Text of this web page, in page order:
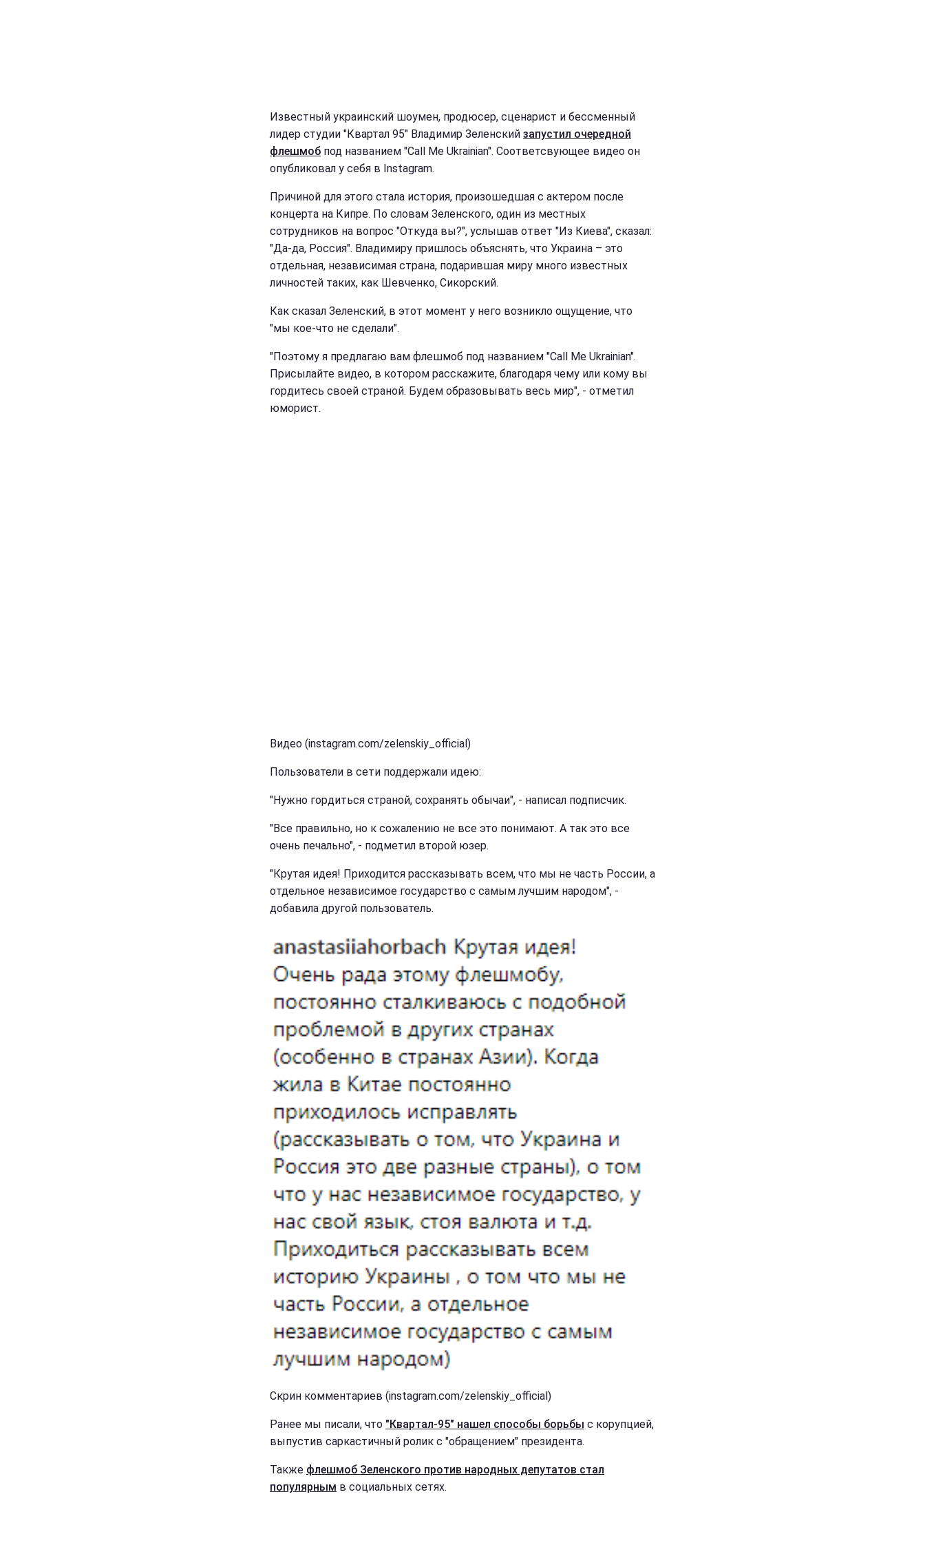
Известный украинский шоумен, продюсер, сценарист и бессменный
лидер студии "Квартал 95" Владимир Зеленский запустил очередной
флешмоб под названием "Call Me Ukrainian". Соответсвующее видео он
опубликовал у себя в Instagram.
Причиной для этого стала история, произошедшая с актером после
концерта на Кипре. По словам Зеленского, один из местных
сотрудников на вопрос "Откуда вы?", услышав ответ "Из Киева", сказал:
"Да-да, Россия". Владимиру пришлось объяснять, что Украина – это
отдельная, независимая страна, подарившая миру много известных
личностей таких, как Шевченко, Сикорский.
Как сказал Зеленский, в этот момент у него возникло ощущение, что
"мы кое-что не сделали".
"Поэтому я предлагаю вам флешмоб под названием "Call Me Ukrainian".
Присылайте видео, в котором расскажите, благодаря чему или кому вы
гордитесь своей страной. Будем образовывать весь мир", - отметил
юморист.
Видео (instagram.com/zelenskiy_official)
Пользователи в сети поддержали идею:
"Нужно гордиться страной, сохранять обычаи", - написал подписчик.
"Все правильно, но к сожалению не все это понимают. А так это все
очень печально", - подметил второй юзер.
"Крутая идея! Приходится рассказывать всем, что мы не часть России, а
отдельное независимое государство с самым лучшим народом", -
добавила другой пользователь.
Скрин комментариев (instagram.com/zelenskiy_official)
Ранее мы писали, что "Квартал-95" нашел способы борьбы с корупцией,
выпустив саркастичный ролик с "обращением" президента.
Также флешмоб Зеленского против народных депутатов стал
популярным в социальных сетях.